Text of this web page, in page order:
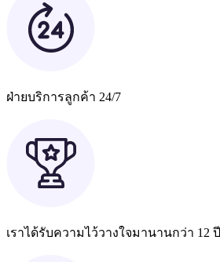
ฝ่ายบริการลูกค้า 24/7
เราได้รับความไว้วางใจมานานกว่า 12 ปี